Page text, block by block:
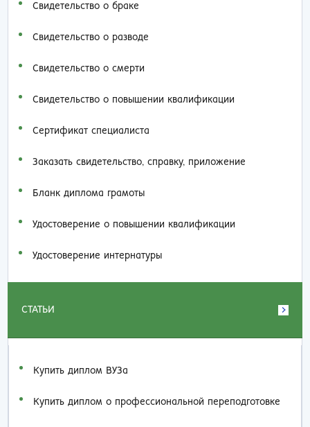
Свидетельство о браке
Свидетельство о разводе
Свидетельство о смерти
Свидетельство о повышении квалификации
Сертификат специалиста
Заказать cвидетельство, справку, приложение
Бланк диплома грамоты
Удостоверение о повышении квалификации
Удостоверение интернатуры
СТАТЬИ
Купить диплом ВУЗа
Купить диплом о профессиональной переподготовке